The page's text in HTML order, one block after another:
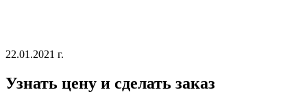
22.01.2021 г.
Узнать цену и сделать заказ